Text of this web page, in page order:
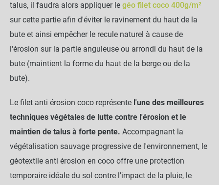
Géo Filet Coco anti érosion - 740g/m²
- Balle de 50m pliée
Dimension : 2 x 50 m
270,00 €
close
NOTRE RECOMMANDATION POUR
UNE POSE EN TOUTE TRANQUILLITÉ
Lot de 250 ancrages au sol
en bois de hêtre et chêne
135,90 € - +
talus, il faudra alors appliquer le géo filet coco 400g/m²
sur cette partie afin d'éviter le ravinement du haut de la
bute et ainsi empêcher le recule naturel à cause de
l'érosion sur la partie anguleuse ou arrondi du haut de la
bute (maintient la forme du haut de la berge ou de la
bute).
Le filet anti érosion coco représente l'une des meilleures
techniques végétales de lutte contre l'érosion et le
maintien de talus à forte pente. Accompagnant la
végétalisation sauvage progressive de l'environnement, le
géotextile anti érosion en coco offre une protection
temporaire idéale du sol contre l'impact de la pluie, le